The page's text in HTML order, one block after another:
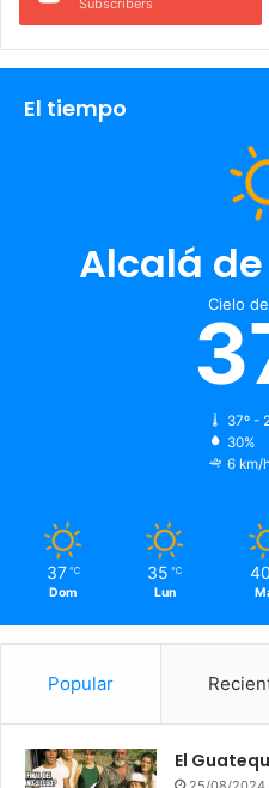
Subscribers
El tiempo
Alcalá
Cielo
37º -
30%
6 km/h
37 ℃
Dom
35 ℃
Lun
40
Popular
El